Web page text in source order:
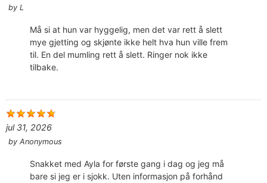
by L
Må si at hun var hyggelig, men det var rett å slett
mye gjetting og skjønte ikke helt hva hun ville frem
til. En del mumling rett å slett. Ringer nok ikke
tilbake.
jul 31, 2026
by Anonymous
Snakket med Ayla for første gang i dag og jeg må
bare si jeg er i sjokk. Uten informasjon på forhånd